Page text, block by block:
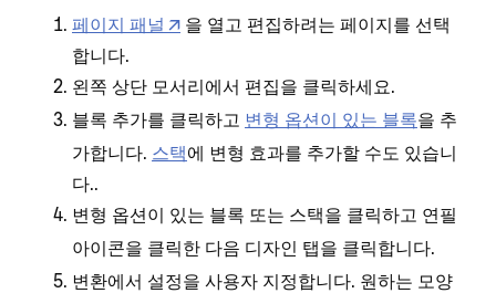
페이지 패널
을 열고 편집하려는 페이지를 선택
합니다.
왼쪽 상단 모서리에서 편집을 클릭하세요.
블록 추가를 클릭하고 변형 옵션이 있는 블록을 추
가합니다. 스택에 변형 효과를 추가할 수도 있습니
다..
변형 옵션이 있는 블록 또는 스택을 클릭하고 연필
아이콘을 클릭한 다음 디자인 탭을 클릭합니다.
변환에서 설정을 사용자 지정합니다. 원하는 모양